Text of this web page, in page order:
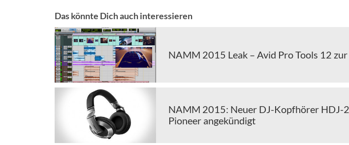
Das könnte Dich auch interessieren
NAMM 2015 Leak – Avid Pro Tools 12
NAMM 2015: Neuer DJ-Kopfhörer HDJ-
Pioneer angekündigt